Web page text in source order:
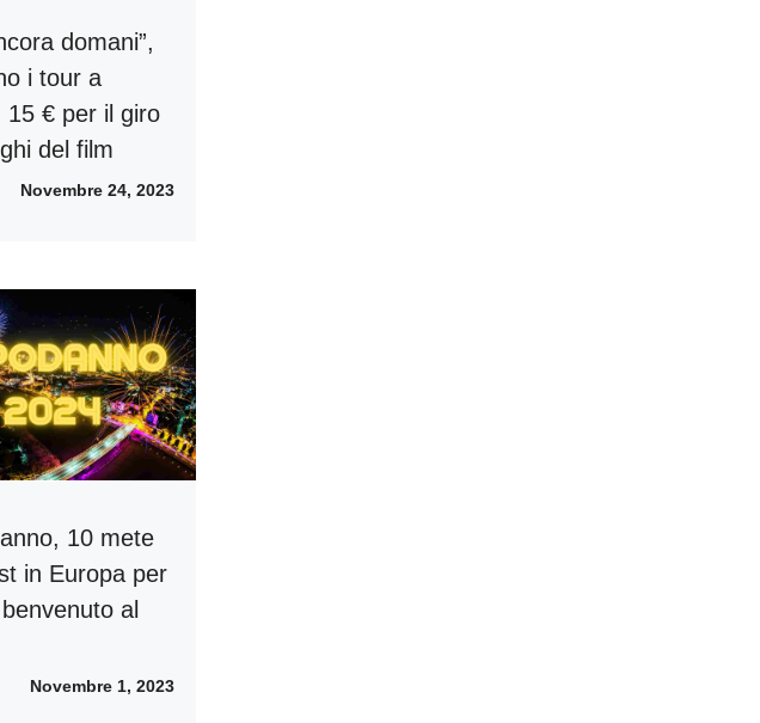
domani”,
i tour a
15 € per il giro
del film
Novembre 24, 2023
10 mete
in Europa per
al
Novembre 1, 2023